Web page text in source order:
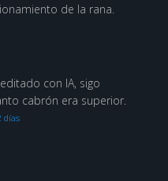
de la rana.
con IA, sigo
cabrón era superior.
días